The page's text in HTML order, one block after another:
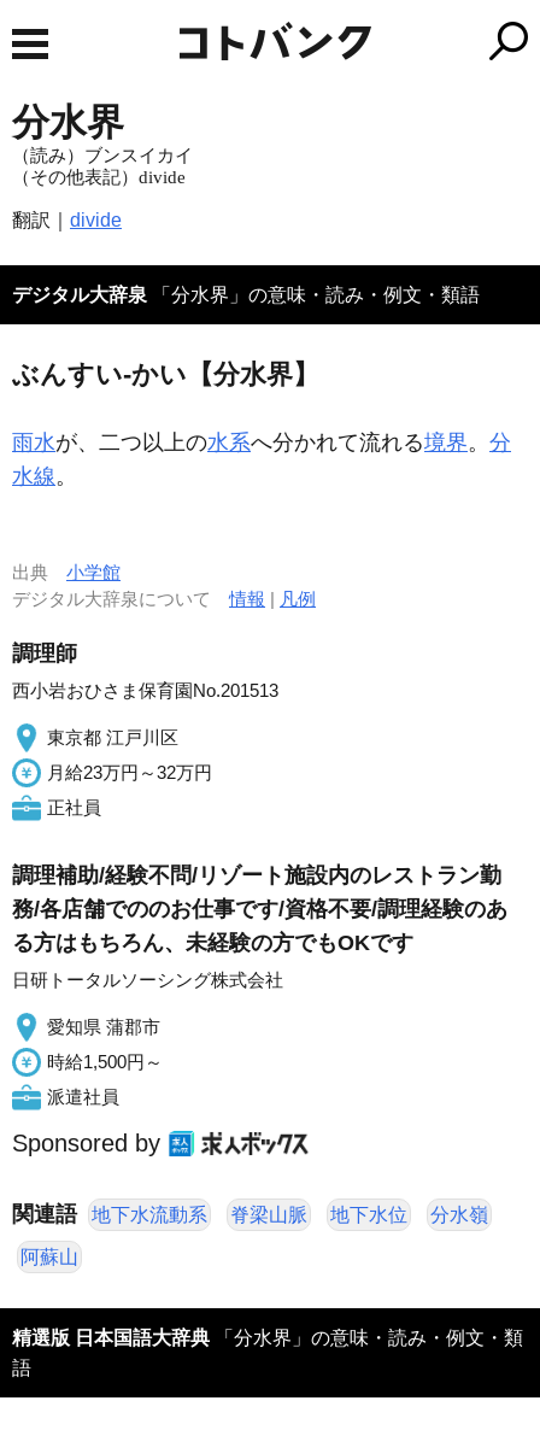
分水界
（読み）ブンスイカイ
（その他表記）divide
翻訳｜ divide
デジタル大辞泉 「分水界」の意味・読み・例文・類語
ぶんすい‐かい【分水界】
雨水が、二つ以上の水系へ分かれて流れる境界。 分
水線。
出典 小学館
デジタル大辞泉について情報 | 凡例
調理師
西小岩おひさま保育園No.201513
東京都 江戸川区
月給23万円～32万円
正社員
調理補助/経験不問/リゾート施設内のレストラン勤
務/各店舗でののお仕事です/資格不要/調理経験のあ
る方はもちろん、未経験の方でもOKです
日研トータルソーシング株式会社
愛知県 蒲郡市
時給1,500円～
派遣社員
Sponsored by
関連語 地下水流動系 脊梁山脈 地下水位 分水嶺
阿蘇山
精選版 日本国語大辞典 「分水界」の意味・読み・例文・類
語